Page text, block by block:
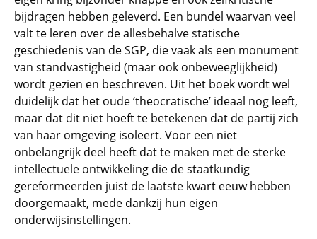
bijdragen hebben geleverd. Een bundel waarvan veel
valt te leren over de allesbehalve statische
geschiedenis van de SGP, die vaak als een monument
van standvastigheid (maar ook onbeweeglijkheid)
wordt gezien en beschreven. Uit het boek wordt wel
duidelijk dat het oude ‘theocratische’ ideaal nog leeft,
maar dat dit niet hoeft te betekenen dat de partij zich
van haar omgeving isoleert. Voor een niet
onbelangrijk deel heeft dat te maken met de sterke
intellectuele ontwikkeling die de staatkundig
gereformeerden juist de laatste kwart eeuw hebben
doorgemaakt, mede dankzij hun eigen
onderwijsinstellingen.